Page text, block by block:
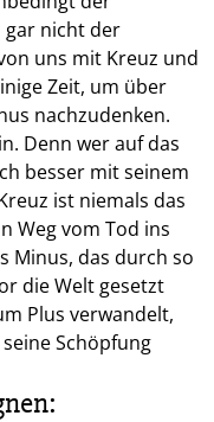
gar nicht der
uns mit Kreuz und
Zeit, um über
nachzudenken.
Denn wer auf das
besser mit seinem
ist niemals das
Weg vom Tod ins
Minus, das durch so
die Welt gesetzt
Plus verwandelt,
Schöpfung